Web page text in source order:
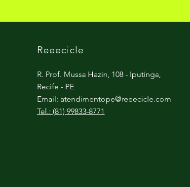
Reeecicle
R. Prof. Mussa Hazin, 108 - Iputinga,
Recife - PE
Email: atendimentope@reeecicle.com
Tel.: (81) 99833-8771